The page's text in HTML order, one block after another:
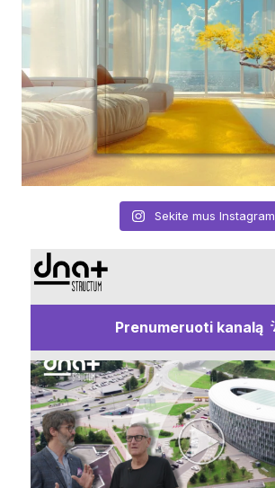
Sekite mus Instagram
Prenumeruoti kanalą